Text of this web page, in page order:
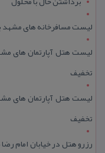
لیست مسافرخانه های مشهد با
تخفیف
تخفیف